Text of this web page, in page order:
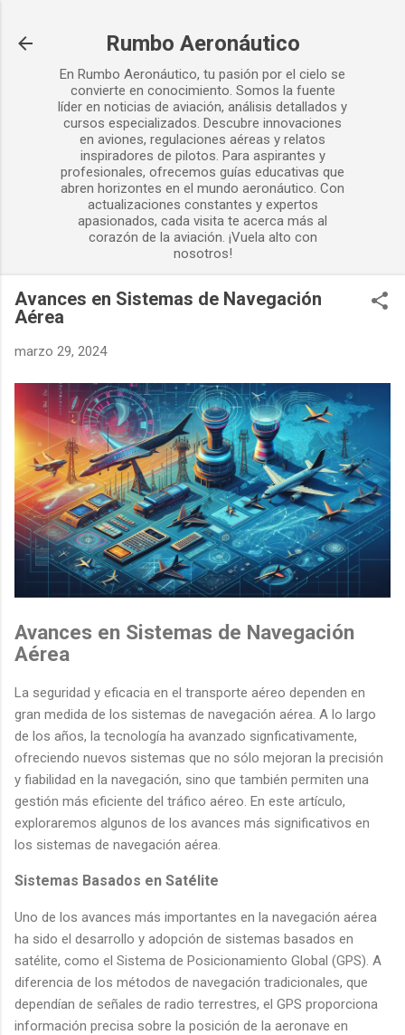
Rumbo Aeronáutico
En Rumbo Aeronáutico, tu pasión por el cielo se
convierte en conocimiento. Somos la fuente
líder en noticias de aviación, análisis detallados y
cursos especializados. Descubre innovaciones
en aviones, regulaciones aéreas y relatos
inspiradores de pilotos. Para aspirantes y
profesionales, ofrecemos guías educativas que
abren horizontes en el mundo aeronáutico. Con
actualizaciones constantes y expertos
apasionados, cada visita te acerca más al
corazón de la aviación. ¡Vuela alto con
nosotros!
Avances en Sistemas de Navegación
Aérea
marzo 29, 2024
Avances en Sistemas de Navegación
Aérea
La seguridad y eficacia en el transporte aéreo dependen en
gran medida de los sistemas de navegación aérea. A lo largo
de los años, la tecnología ha avanzado signficativamente,
ofreciendo nuevos sistemas que no sólo mejoran la precisión
y fiabilidad en la navegación, sino que también permiten una
gestión más eficiente del tráfico aéreo. En este artículo,
exploraremos algunos de los avances más significativos en
los sistemas de navegación aérea.
Sistemas Basados en Satélite
Uno de los avances más importantes en la navegación aérea
ha sido el desarrollo y adopción de sistemas basados en
satélite, como el Sistema de Posicionamiento Global (GPS). A
diferencia de los métodos de navegación tradicionales, que
dependían de señales de radio terrestres, el GPS proporciona
información precisa sobre la posición de la aeronave en